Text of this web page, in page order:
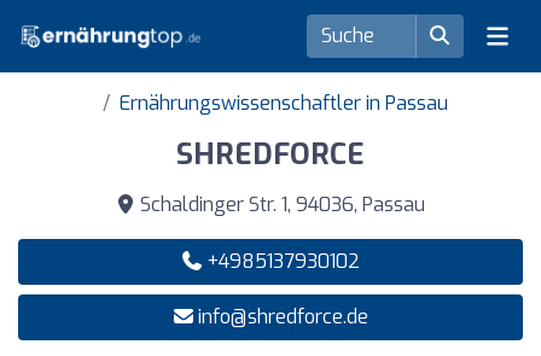
Ernährungswissenschaftler in Passau
SHREDFORCE
Schaldinger Str. 1, 94036, Passau
+4985137930102
info@shredforce.de